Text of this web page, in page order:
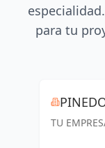
para tu
TU